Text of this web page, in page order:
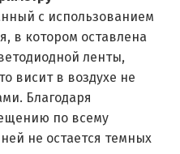
с использованием
в котором оставлена
ленты,
висит в воздухе не
Благодаря
по всему
не остается темных